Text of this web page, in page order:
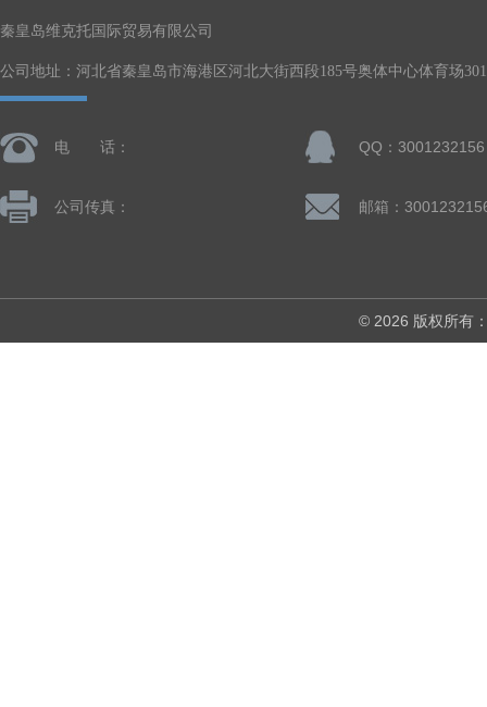
秦皇岛维克托国际贸易有限公司
公司地址：河北省秦皇岛市海港区河北大街西段185号奥体中心体育场
电 话： QQ：3001232156
公司传真： 邮箱：
© 2026 版权所有